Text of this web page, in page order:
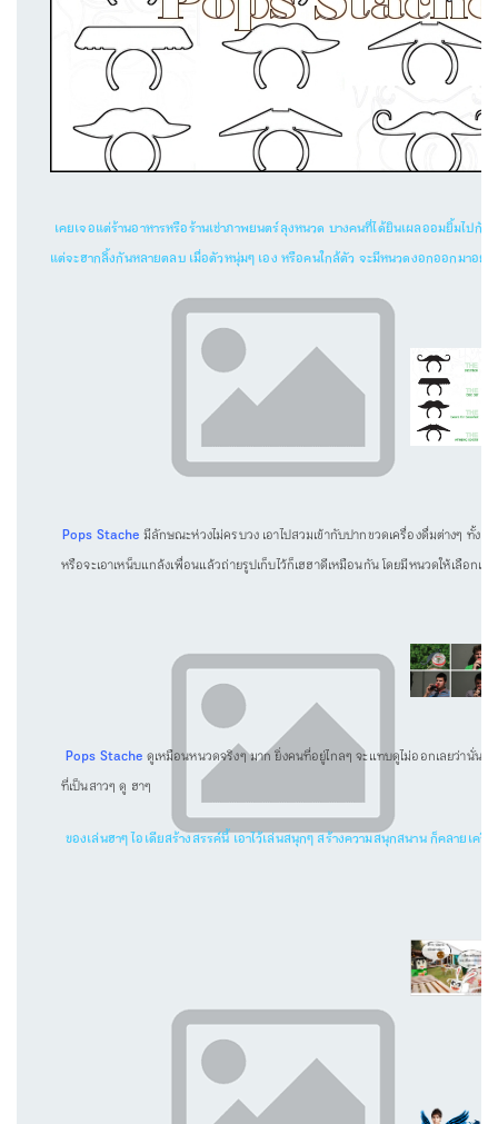
เคยเจอแต่ร้านอาหารหรือร้านเช่าภาพยนตร์ลุงหนวด บางคนที่ได้ยินเผลออมยิ้มไปกั
แต่จะฮากลิ้งกันหลายตลบ เมื่อตัวหนุ่มๆ เอง หรือคนใกล้ตัว จะมีหนวดงอกออกมาอย่า
Pops Stacheมีลักษณะห่วงไม่ครบวง เอาไปสวมเข้ากับปากขวดเครื่องดื่มต่างๆ ทั้ง
หรือจะเอาเหน็บแกล้งเพื่อนแล้วถ่ายรูปเก็บไว้ก็เฮฮาดีเหมือนกัน โดยมีหนวดให้เลือก
Pops Stacheดูเหมือนหนวดจริงๆ มาก ยิ่งคนที่อยู่ไกลๆ จะแทบดูไม่ออกเลยว่านั่น
ที่เป็นสาวๆ ดู ฮาๆ
ของเล่นฮาๆ ไอเดียสร้างสรรค์นี้ เอาไว้เล่นสนุกๆ สร้างความสนุกสนาน ก็คลายเครี